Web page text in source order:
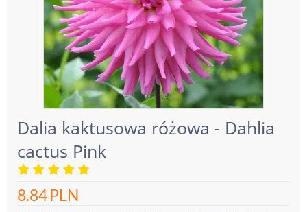
Dalia kaktusowa różowa - Dahlia
cactus Pink
8.84PLN